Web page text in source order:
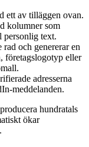
ett av tilläggen ovan.
kolumner som
personlig text.
rad och genererar en
företagslogotyp eller
adresserna
meddelanden.
hundratals
ökar